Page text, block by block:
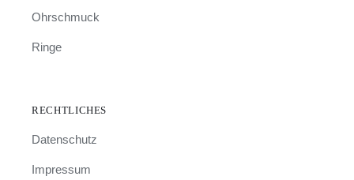
Ohrschmuck
Ringe
RECHTLICHES
Datenschutz
Impressum